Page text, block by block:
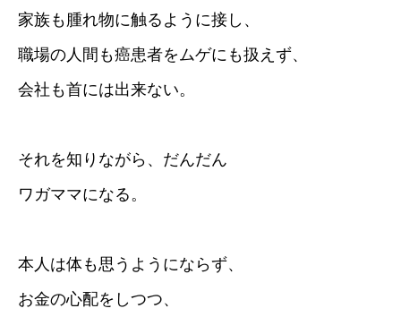
家族も腫れ物に触るように接し、
職場の人間も癌患者をムゲにも扱えず、
会社も首には出来ない。
それを知りながら、だんだん
ワガママになる。
本人は体も思うようにならず、
お金の心配をしつつ、